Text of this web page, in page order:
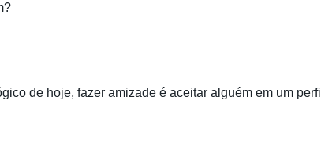
de hoje, fazer amizade é aceitar alguém em um perfil